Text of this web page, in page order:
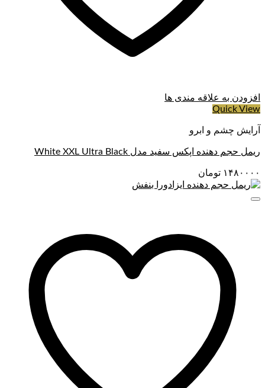
افزودن به علاقه مندی ها
Quick View
آرایش چشم و ابرو
ریمل حجم دهنده اپکس سفید مدل White XXL Ultra Black
۱۴۸۰۰۰۰ تومان